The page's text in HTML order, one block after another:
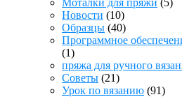
Моталки для пряжи (5)
Новости (10)
Образцы (40)
Программное
(1)
пряжа для ручного
Советы (21)
Урок по вязанию (91)